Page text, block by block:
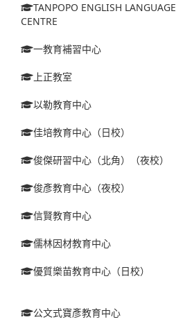
TANPOPO ENGLISH LANGUAGE
CENTRE
一教育補習中心
上正教室
以勒教育中心
佳培教育中心（日校）
俊傑研習中心（北角）（夜校）
俊彥教育中心（夜校）
信賢教育中心
儒林因材教育中心
優質樂苗教育中心（日校）
公文式寶彥教育中心